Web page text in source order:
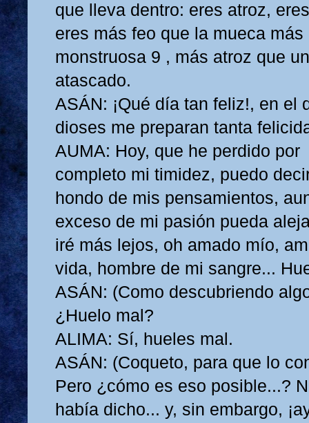
que lleva dentro: eres atroz,
eres más feo que la mueca más
monstruosa 9 , más atroz que
atascado.
ASÁN: ¡Qué día tan feliz!, en el
dioses me preparan tanta
AUMA: Hoy, que he perdido por
completo mi timidez, puedo
hondo de mis pensamientos,
exceso de mi pasión pueda
iré más lejos, oh amado mío,
vida, hombre de mi sangre...
ASÁN: (Como descubriendo
¿Huelo mal?
ALIMA: Sí, hueles mal.
ASÁN: (Coqueto, para que lo
Pero ¿cómo es eso posible...?
había dicho... y, sin embargo,